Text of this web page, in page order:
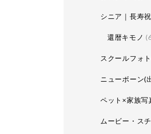
シニア｜長寿
還暦キモノ
スクールフォ
ニューボーン(
ペット×家族写
ムービー・ス